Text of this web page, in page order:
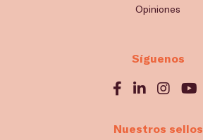
Opiniones
Síguenos
Nuestros sellos